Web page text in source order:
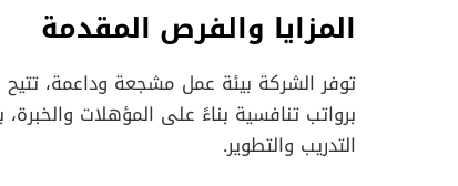
المزايا والفرص المقدمة
توفر الشركة بيئة عمل مشجعة وداعمة،
برواتب تنافسية بناءً على المؤهلات
التدريب والتطوير.